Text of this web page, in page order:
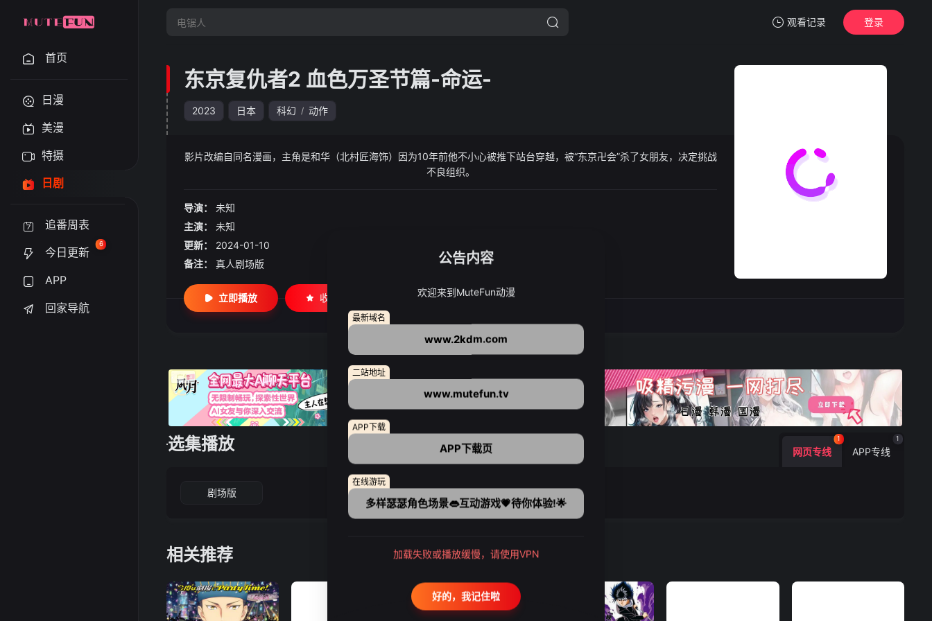
观看记录 登录
首页
日漫
美漫
特摄
日剧
追番周表
今日更新
6
APP
回家导航
东京复仇者2 血色万圣节篇-命运-
2023 日本 科幻 / 动作
影片改编自同名漫画，主角是和华（北村匠海饰）因为10年前他不小心被推下站台穿越，被“东京卍会”杀了女朋友，决定挑战
不良组织。
导演：
未知
主演：
未知
更新：
2024-01-10
备注：
真人剧场版
立即播放 收藏
选集播放 网页专线
1
APP专线
1
剧场版
相关推荐
公告内容
欢迎来到MuteFun动漫
最新域名
www.2kdm.com
二站地址
www.mutefun.tv
APP下载
APP下载页
在线游玩
多样瑟瑟角色场景👄互动游戏💗待你体验!🌟
加载失败或播放缓慢，请使用VPN
好的，我记住啦